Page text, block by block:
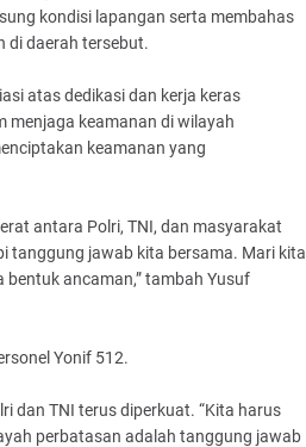
kondisi lapangan serta membahas
di daerah tersebut.
atas dedikasi dan kerja keras
menjaga keamanan di wilayah
keamanan yang
antara Polri, TNI, dan masyarakat
tanggung jawab kita bersama. Mari kita
ancaman,” tambah Yusuf
Yonif 512.
dan TNI terus diperkuat. “Kita harus
perbatasan adalah tanggung jawab